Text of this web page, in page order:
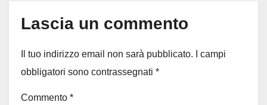
Lascia un commento
Il tuo indirizzo email non sarà pubblicato.
I campi
obbligatori sono contrassegnati *
Commento *